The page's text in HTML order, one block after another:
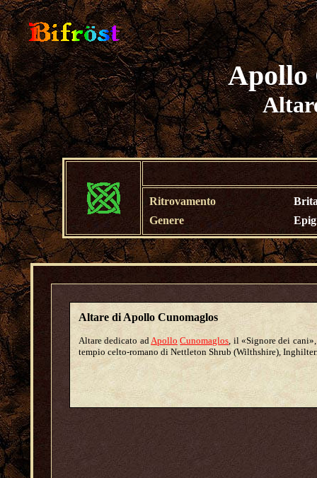
Apollo
Ritrovamento
Genere
Altare di Apollo Cunomaglos
Altare dedicato adApollo Cunomaglos, il «Signore dei
tempio celto-romano di Nettleton Shrub (Wilthshire),